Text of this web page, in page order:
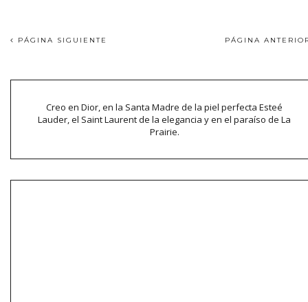
PÁGINA SIGUIENTE PÁGINA
Creo en Dior, en la Santa Madre de la piel perfecta Esteé
Lauder, el Saint Laurent de la elegancia y en el paraíso de La
Prairie.